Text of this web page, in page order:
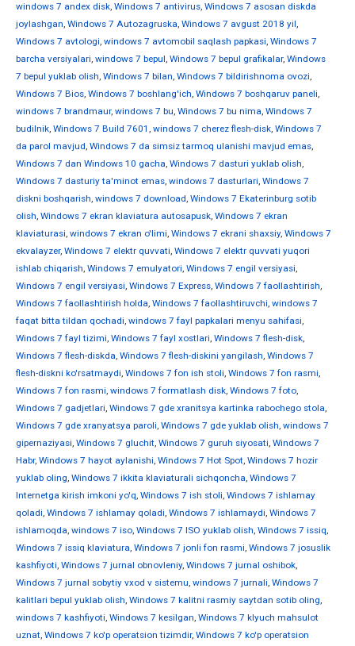
windows 7 andex disk, Windows 7 antivirus, Windows 7 asosan diskda
joylashgan, Windows 7 Autozagruska, Windows 7 avgust 2018 yil,
Windows 7 avtologi, windows 7 avtomobil saqlash papkasi, Windows 7
barcha versiyalari, windows 7 bepul, Windows 7 bepul grafikalar, Windows
7 bepul yuklab olish, Windows 7 bilan, Windows 7 bildirishnoma ovozi,
Windows 7 Bios, Windows 7 boshlang'ich, Windows 7 boshqaruv paneli,
windows 7 brandmaur, windows 7 bu, Windows 7 bu nima, Windows 7
budilnik, Windows 7 Build 7601 , windows 7 cherez flesh-disk, Windows 7
da parol mavjud, Windows 7 da simsiz tarmoq ulanishi mavjud emas,
Windows 7 dan Windows 10 gacha, Windows 7 dasturi yuklab olish,
Windows 7 dasturiy ta'minot emas, windows 7 dasturlari, Windows 7
diskni boshqarish, windows 7 download, Windows 7 Ekaterinburg sotib
olish, Windows 7 ekran klaviatura autosapusk, Windows 7 ekran
klaviaturasi, windows 7 ekran o'limi, Windows 7 ekrani shaxsiy, Windows 7
ekvalayzer, Windows 7 elektr quvvati, Windows 7 elektr quvvati yuqori
ishlab chiqarish, Windows 7 emulyatori, Windows 7 engil versiyasi,
Windows 7 engil versiyasi, Windows 7 Express, Windows 7 faollashtirish,
Windows 7 faollashtirish holda, Windows 7 faollashtiruvchi, windows 7
faqat bitta tildan qochadi, windows 7 fayl papkalari menyu sahifasi,
Windows 7 fayl tizimi, Windows 7 fayl xostlari, Windows 7 flesh-disk,
Windows 7 flesh-diskda, Windows 7 flesh-diskini yangilash, Windows 7
flesh-diskni ko'rsatmaydi, Windows 7 fon ish stoli, Windows 7 fon rasmi,
Windows 7 fon rasmi, windows 7 formatlash disk, Windows 7 foto,
Windows 7 gadjetlari, Windows 7 gde xranitsya kartinka rabochego stola,
Windows 7 gde xranyatsya paroli, Windows 7 gde yuklab olish, windows 7
gipernaziyasi, Windows 7 gluchit, Windows 7 guruh siyosati, Windows 7
Habr, Windows 7 hayot aylanishi, Windows 7 Hot Spot, Windows 7 hozir
yuklab oling, Windows 7 ikkita klaviaturali sichqoncha, Windows 7
Internetga kirish imkoni yo'q, Windows 7 ish stoli, Windows 7 ishlamay
qoladi, Windows 7 ishlamay qoladi, Windows 7 ishlamaydi, Windows 7
ishlamoqda, windows 7 iso, Windows 7 ISO yuklab olish, Windows 7 issiq,
Windows 7 issiq klaviatura, Windows 7 jonli fon rasmi, Windows 7 josuslik
kashfiyoti, Windows 7 jurnal obnovleniy, Windows 7 jurnal oshibok,
Windows 7 jurnal sobytiy vxod v sistemu, windows 7 jurnali, Windows 7
kalitlari bepul yuklab olish, Windows 7 kalitni rasmiy saytdan sotib oling,
windows 7 kashfiyoti, Windows 7 kesilgan, Windows 7 klyuch mahsulot
uznat, Windows 7 ko'p operatsion tizimdir, Windows 7 ko'p operatsion